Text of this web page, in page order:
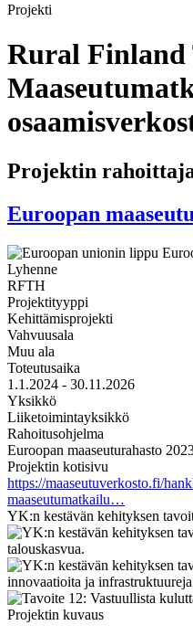
Projekti
Rural Finland
Projektin
Euroopan
Lyhenne
RFTH
Projektityyppi
Kehittämisprojekti
Vahvuusala
Muu ala
Toteutusaika
1.1.2024 - 30.11.2026
Yksikkö
Liiketoimintayksikkö
Rahoitusohjelma
Euroopan maaseuturahasto
Projektin kotisivu
https://maaseutuverkosto.fi/
maaseutumatkailu…
YK:n kestävän kehityksen
Projektin kuvaus